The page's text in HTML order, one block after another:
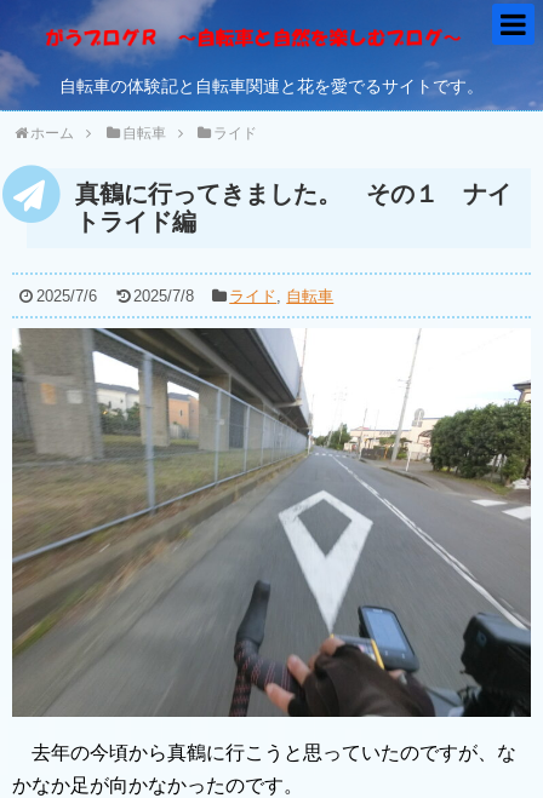
自転車の体験記と自転車関連と花を愛でるサイトです。
ホーム 自転車 ライド
真鶴に行ってきました。 その１ ナイ
トライド編
2025/7/6 2025/7/8 ライド, 自転車
去年の今頃から真鶴に行こうと思っていたのですが、な
かなか足が向かなかったのです。